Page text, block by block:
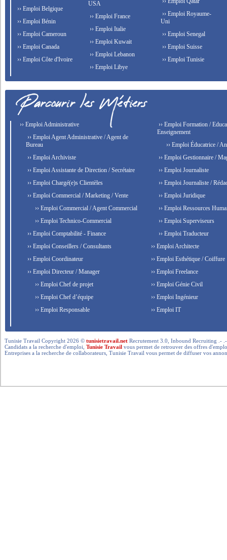
›› Emploi Belgique
›› Emploi Bénin
›› Emploi Cameroun
›› Emploi Canada
›› Emploi Côte d'Ivoire
USA
›› Emploi France
›› Emploi Italie
›› Emploi Kuwait
›› Emploi Lebanon
›› Emploi Libye
›› Emploi Royaume-
Uni
›› Emploi Senegal
›› Emploi Suisse
›› Emploi Tunisie
›› Emploi Administrative
›› Emploi Agent Administrative / Agent de
Bureau
›› Emploi Archiviste
›› Emploi Assistante de Direction / Secrétaire
›› Emploi Chargé(e)s Clientèles
›› Emploi Commercial / Marketing / Vente
›› Emploi Commercial / Agent Commercial
›› Emploi Technico-Commercial
›› Emploi Comptabilité - Finance
›› Emploi Conseillers / Consultants
›› Emploi Coordinateur
›› Emploi Directeur / Manager
›› Emploi Chef de projet
›› Emploi Chef d’équipe
›› Emploi Responsable
›› Emploi Formation /
Enseignement
›› Emploi Éducatrice /
›› Emploi Gestionnaire /
›› Emploi Journaliste
›› Emploi Journaliste /
›› Emploi Juridique
›› Emploi Ressources
›› Emploi Superviseurs
›› Emploi Traducteur
›› Emploi Architecte
›› Emploi Esthétique / Coiffure
›› Emploi Freelance
›› Emploi Génie Civil
›› Emploi Ingénieur
›› Emploi IT
Tunisie Travail Copyright 2026 ©tunisietravail.net Recrutement 3.0, Inbound Recruiting .-
Candidats a la recherche d'emploi,Tunisie Travail vous permet de retrouver des offres
Entreprises a la recherche de collaborateurs, Tunisie Travail vous permet de diffuser vos